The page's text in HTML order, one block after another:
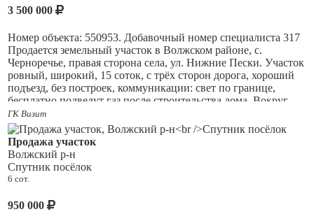
3 500 000
Номер объекта: 550953. Добавочный номер специалиста 317
Продается земельный участок в Волжском районе, с.
Черноречье, правая сторона села, ул. Нижние Пески. Участок
ровный, широкий, 15 соток, с трёх сторон дорога, хороший
подъезд, без построек, коммуникации: свет по границе,
бесплатно подведут газ после строительства дома. Вокруг
участка - жилые дома. Документы оформлены, межевание
проводилось. В селе развитая инфраструктура: продуктовые
магазины, школа, поликлиника, детский садик, отделение
почтамта, дом культуры. От пл. Кирова через Кировский
мост до села 6-7 км. Рядом река Самара и Черная,
многочисленные озера, отличное место для рыбалки и охоты.
профессиональной деятельности риэлтора застрахована ОА
АльфаСтрахование.
ГК Визит
Продажа участок
Волжский р-н
Спутник посёлок
6 сот.
950 000